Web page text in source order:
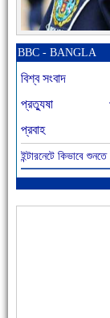
নতুনবাজার পুলিশ
আজ বিশিষ্ট শিক্ষাবিদ
BBC - BANGLA
বিশ্ব সংবাদ
প্রত্যুষা
প্রবাহ
ইন্টারনেটে কিভাবে